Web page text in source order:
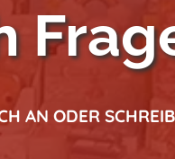
AN ODER